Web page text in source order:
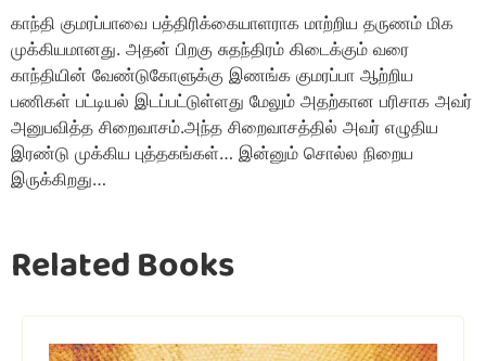
காந்தி குமரப்பாவை பத்திரிக்கையாளராக மாற்றிய தருணம் மிக
முக்கியமானது. அதன் பிறகு சுதந்திரம் கிடைக்கும் வரை
காந்தியின் வேண்டுகோளுக்கு இணங்க குமரப்பா ஆற்றிய
பணிகள் பட்டியல் இடப்பட்டுள்ளது மேலும் அதற்கான பரிசாக அவர்
அனுபவித்த சிறைவாசம்.அந்த சிறைவாசத்தில் அவர் எழுதிய
இரண்டு முக்கிய புத்தகங்கள்… இன்னும் சொல்ல நிறைய
இருக்கிறது…
Related Books